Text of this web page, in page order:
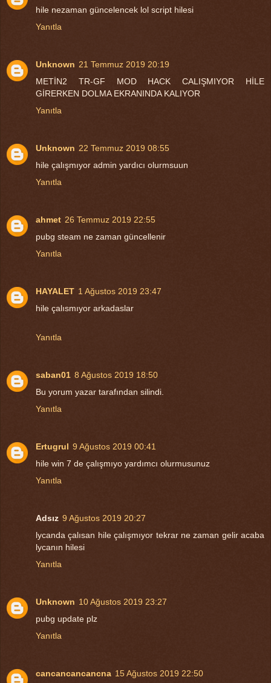
hile nezaman güncelencek lol script hilesi
Yanıtla
Unknown 21 Temmuz 2019 20:19
METİN2 TR-GF MOD HACK CALIŞMIYOR HİLE
GİRERKEN DOLMA EKRANINDA KALIYOR
Yanıtla
Unknown 22 Temmuz 2019 08:55
hile çalışmıyor admin yardıcı olurmsuun
Yanıtla
ahmet 26 Temmuz 2019 22:55
pubg steam ne zaman güncellenir
Yanıtla
HAYALET 1 Ağustos 2019 23:47
hile çalısmıyor arkadaslar
Yanıtla
saban01 8 Ağustos 2019 18:50
Bu yorum yazar tarafından silindi.
Yanıtla
Ertugrul 9 Ağustos 2019 00:41
hile win 7 de çalışmıyo yardımcı olurmusunuz
Yanıtla
Adsız 9 Ağustos 2019 20:27
lycanda çalısan hile çalışmıyor tekrar ne zaman gelir acaba
lycanın hilesi
Yanıtla
Unknown 10 Ağustos 2019 23:27
pubg update plz
Yanıtla
cancancancancna 15 Ağustos 2019 22:50